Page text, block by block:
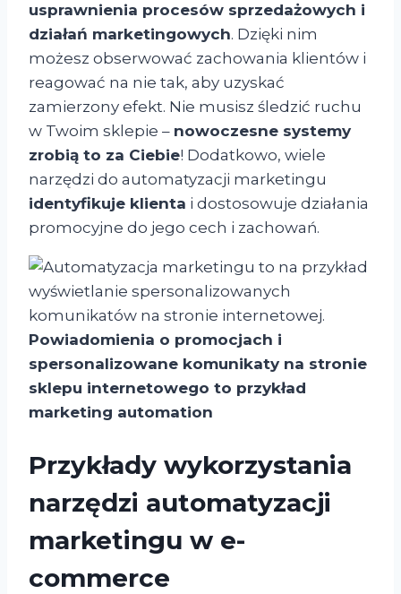
usprawnienia procesów sprzedażowych i
działań marketingowych. Dzięki nim
możesz obserwować zachowania klientów i
reagować na nie tak, aby uzyskać
zamierzony efekt. Nie musisz śledzić ruchu
w Twoim sklepie – nowoczesne systemy
zrobią to za Ciebie! Dodatkowo, wiele
narzędzi do automatyzacji marketingu
identyfikuje klienta i dostosowuje działania
promocyjne do jego cech i zachowań.
Powiadomienia o promocjach i
spersonalizowane komunikaty na stronie
sklepu internetowego to przykład
marketing automation
Przykłady wykorzystania
narzędzi automatyzacji
marketingu w e-
commerce